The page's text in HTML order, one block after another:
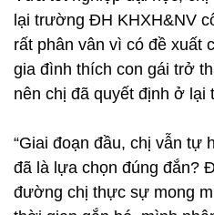
lại trường ĐH KHXH&NV
rất phân vân vì có đề xuất
gia đình thích con gái trở
nên chị đã quyết định ở lại
“Giai đoạn đầu, chị vẫn tự
đã là lựa chọn đúng đắn?
đường chị thực sự mong